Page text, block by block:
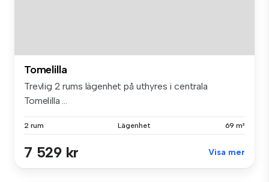
Tomelilla
Trevlig 2 rums lägenhet på uthyres i centrala
Tomelilla ...
2 rum Lägenhet 69 m²
7 529 kr Visa mer